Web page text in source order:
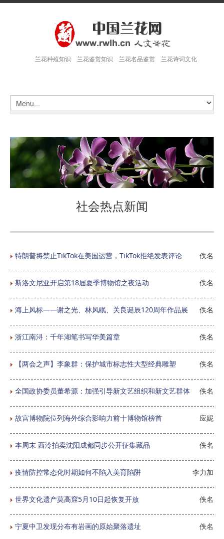
兰花种殖知识 兰花鉴赏知识 兰花名品鉴赏 兰花诗词文化
社会热点新闻
特朗普将禁止TikTok在美国运营，TikTok拒绝发表评论 佚名
斯洛文尼亚开启第18届夏季博物馆之夜活动 佚名
海上风标——谢之光、林风眠、关良诞辰120周年作品展 佚名
浙江南浔：千年湖笔书写华美篇章 佚名
【两会之声】李象群：保护城市标志性大型经典雕塑 佚名
全国政协委员董希源：加强引导新文艺组织和新文艺群体 佚名
故宫博物院位列海外综合影响力前十博物馆榜首 应妮
本周末 西泠拍卖沈阳成都同步公开征集藏品 佚名
疫情防控常态化时期如何不陷入美育陷阱 李力加
世界文化遗产莫高窟5月10日起恢复开放 佚名
宁夏中卫发现分布有岩画的原始聚落遗址 佚名